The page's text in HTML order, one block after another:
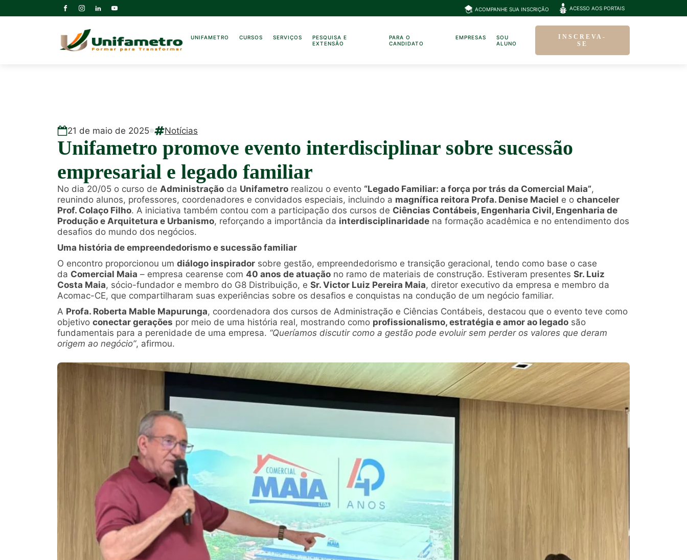
ACOMPANHE SUA INSCRIÇÃO ACESSO AOS PORTAIS
UNIFAMETRO CURSOS SERVIÇOS
PESQUISA E
EXTENSÃO
PARA O
CANDIDATO
EMPRESAS
SOU
ALUNO
INSCREVA-
SE
21 de maio de 2025 Notícias
Unifametro promove evento interdisciplinar sobre sucessão
empresarial e legado familiar
No dia 20/05 o curso de Administração da Unifametro realizou o evento “Legado Familiar: a força por trás da Comercial Maia”,
reunindo alunos, professores, coordenadores e convidados especiais, incluindo a magnífica reitora Profa. Denise Maciel e o chanceler
Prof. Colaço Filho. A iniciativa também contou com a participação dos cursos de Ciências Contábeis, Engenharia Civil, Engenharia de
Produção e Arquitetura e Urbanismo, reforçando a importância da interdisciplinaridade na formação acadêmica e no entendimento dos
desafios do mundo dos negócios.
Uma história de empreendedorismo e sucessão familiar
O encontro proporcionou um diálogo inspirador sobre gestão, empreendedorismo e transição geracional, tendo como base o case
da Comercial Maia – empresa cearense com 40 anos de atuação no ramo de materiais de construção. Estiveram presentes Sr. Luiz
Costa Maia, sócio-fundador e membro do G8 Distribuição, e Sr. Victor Luiz Pereira Maia, diretor executivo da empresa e membro da
Acomac-CE, que compartilharam suas experiências sobre os desafios e conquistas na condução de um negócio familiar.
A Profa. Roberta Mable Mapurunga, coordenadora dos cursos de Administração e Ciências Contábeis, destacou que o evento teve como
objetivo conectar gerações por meio de uma história real, mostrando como profissionalismo, estratégia e amor ao legado são
fundamentais para a perenidade de uma empresa. “Queríamos discutir como a gestão pode evoluir sem perder os valores que deram
origem ao negócio”, afirmou.